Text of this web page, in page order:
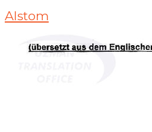
Alstom